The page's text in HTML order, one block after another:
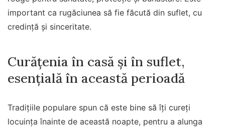
important ca rugăciunea să fie făcută din suflet, cu
credință și sinceritate.
Curățenia în casă și în suflet,
esențială în această perioadă
Tradițiile populare spun că este bine să îți cureți
locuința înainte de această noapte, pentru a alunga